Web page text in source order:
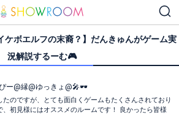
ボエルフの末裔？】だんきゅんがゲーム実
況解説するーむ🎮
ー@縁@ゆっきょ@🎤🕶
たのですが、とても面白くゲームもたくさんされており
、初見様にはオススメのルームです！ 良かったら皆様